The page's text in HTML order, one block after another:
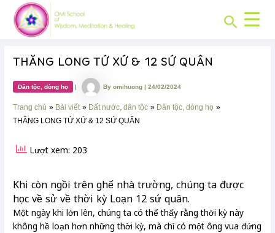
content
Search
THĂNG LONG TỨ XỨ & 12 SỨ QUÂN
Dân tộc, dòng họ | Byomihuong|24/02/2024
Trang chủ Bài viết Đất nước, dân tộc
Dân tộc, dòng họ
THĂNG LONG TỨ XỨ & 12 SỨ QUÂN
Lượt xem: 203
Khi còn ngồi trên ghế nhà trường, chúng ta được
học về sử về thời kỳ Loạn 12 sứ quân.
Một ngày khi lớn lên, chúng ta có thể thấy rằng thời kỳ này
không hề loạn hơn những thời kỳ, mà chỉ có một ông vua đứng
Post
navigation
CHUYÊN
MỤC: